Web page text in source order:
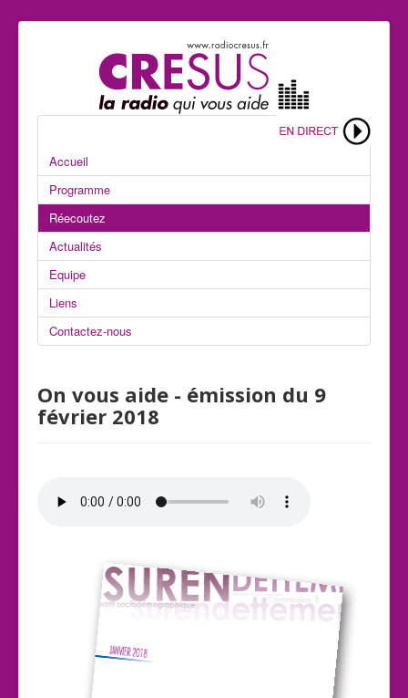
Accueil
Programme
Réecoutez
Actualités
Equipe
Liens
Contactez-nous
On vous aide - émission du 9
février 2018